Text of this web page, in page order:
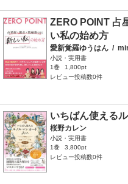
ZERO POINT 占
い私の始め方
愛新覚羅ゆうはん /
小説・実用書
1巻
1,800pt
レビュー投稿数0件
いちばん使える
桜野カレン
小説・実用書
1巻
3,800pt
レビュー投稿数0件